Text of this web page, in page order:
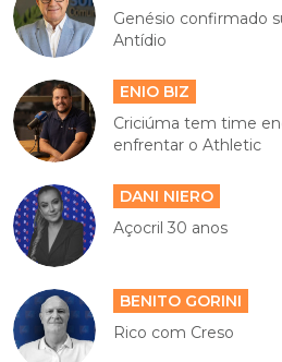
Genésio confirmado
Antídio
ENIO BIZ
Criciúma tem time
enfrentar o Athletic
DANI NIERO
Açocril 30 anos
BENITO GORINI
Rico com Creso